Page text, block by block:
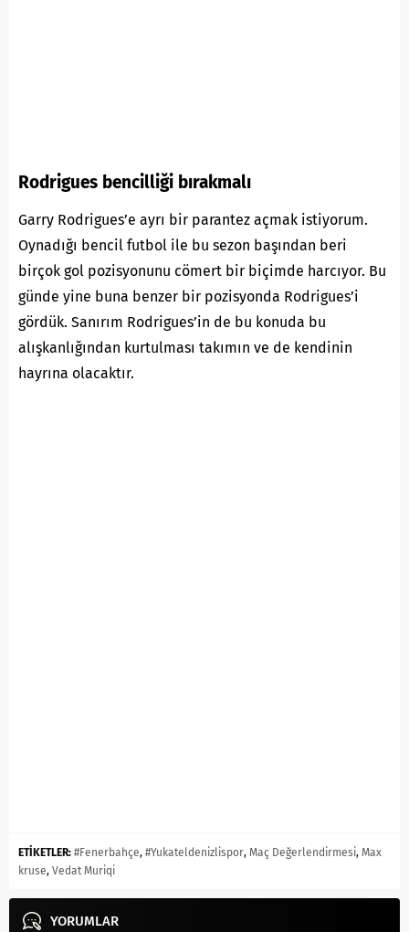
Rodrigues bencilliği bırakmalı
Garry Rodrigues’e ayrı bir parantez açmak istiyorum.
Oynadığı bencil futbol ile bu sezon başından beri
birçok gol pozisyonunu cömert bir biçimde harcıyor. Bu
günde yine buna benzer bir pozisyonda Rodrigues’i
gördük. Sanırım Rodrigues’in de bu konuda bu
alışkanlığından kurtulması takımın ve de kendinin
hayrına olacaktır.
ETİKETLER: #Fenerbahçe, #Yukateldenizlispor, Maç Değerlendirmesi, Max
kruse, Vedat Muriqi
YORUMLAR